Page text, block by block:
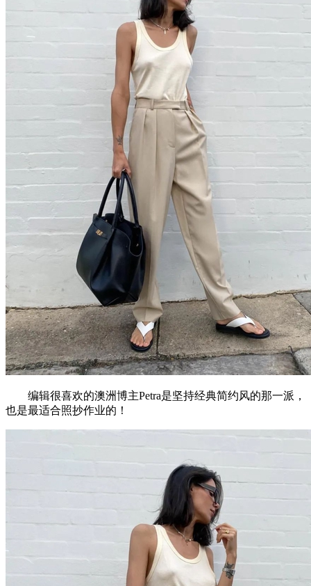
编辑很喜欢的澳洲博主Petra是坚持经典简约风的那一派，
也是最适合照抄作业的！